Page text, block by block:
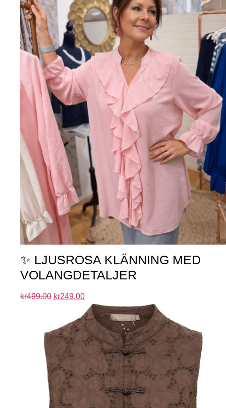
✨ LJUSROSA KLÄNNING MED
VOLANGDETALJER
kr499.00 kr249.00